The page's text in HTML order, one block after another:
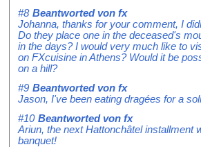
#8 Beantworted von fx
Johanna, thanks for your comment, I
Do they place one in the deceased's
in the days? I would very much like to
on FXcuisine in Athens? Would it be
on a hill?
#9 Beantworted von fx
Jason, I've been eating dragées for a
#10 Beantworted von fx
Ariun, the next Hattonchâtel installment
banquet!